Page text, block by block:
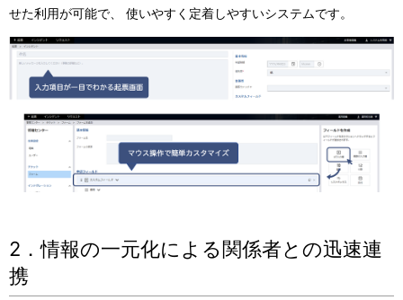
ま
す
ン
せた利用が可能で、 使いやすく定着しやすいシステムです。
2．情報の一元化による関係者との迅速連
携